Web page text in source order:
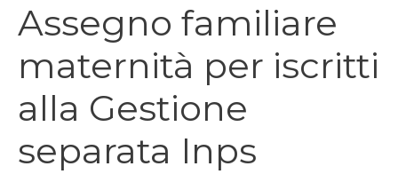
Assegno familiare
maternità per iscritti
alla Gestione
separata Inps